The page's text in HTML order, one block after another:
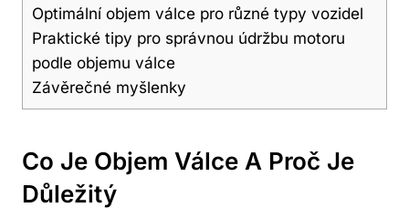
Optimální ⁤objem válce pro různé typy vozidel
Praktické ‍tipy pro správnou údržbu motoru
podle objemu válce
Závěrečné ⁣myšlenky
Co Je Objem Válce A Proč Je
Důležitý